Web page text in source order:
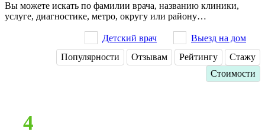
Вы можете искать по фамилии врача, названию клиники,
услуге, диагностике, метро, округу или району…
Детский врач
Выезд на дом
Популярности
Отзывам Рейтингу
Стажу
Стоимости
4